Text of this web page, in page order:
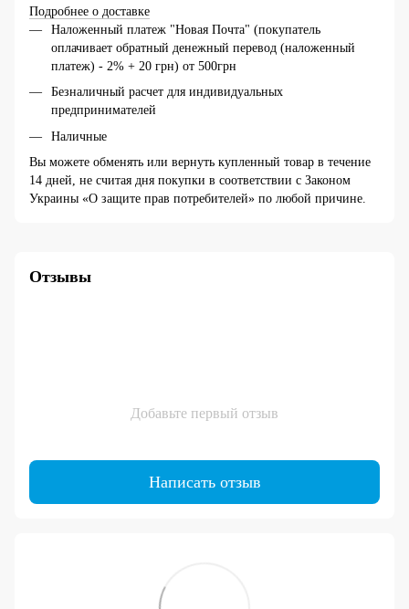
Подробнее о доставке
Наложенный платеж "Новая Почта" (покупатель
оплачивает обратный денежный перевод (наложенный
платеж) - 2% + 20 грн) от 500грн
Безналичный расчет для индивидуальных
предпринимателей
Наличные
Вы можете обменять или вернуть купленный товар в течение
14 дней, не считая дня покупки в соответствии с Законом
Украины «О защите прав потребителей» по любой причине.
Отзывы
Добавьте первый отзыв
Написать отзыв